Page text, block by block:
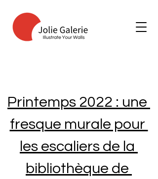
Printemps 2022 : une
fresque murale pour
les escaliers de la
bibliothèque de